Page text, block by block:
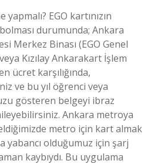
EGO kartınızın
durumunda; Ankara
Merkez Binası (EGO Genel
Kızılay Ankarakart İşlem
ücret karşılığında,
ve bu yıl öğrenci veya
gösteren belgeyi ibraz
Ankara metroya
metro için kart almak
yabancı olduğumuz için şarj
kaybıydı. Bu uygulama